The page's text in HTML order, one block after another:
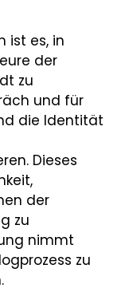
ist es, in
der
zu
und für
die Identität
Dieses
der
zu
nimmt
zu